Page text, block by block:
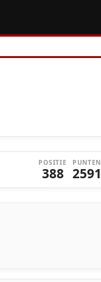
POSITIE
388
PUNTEN
2591